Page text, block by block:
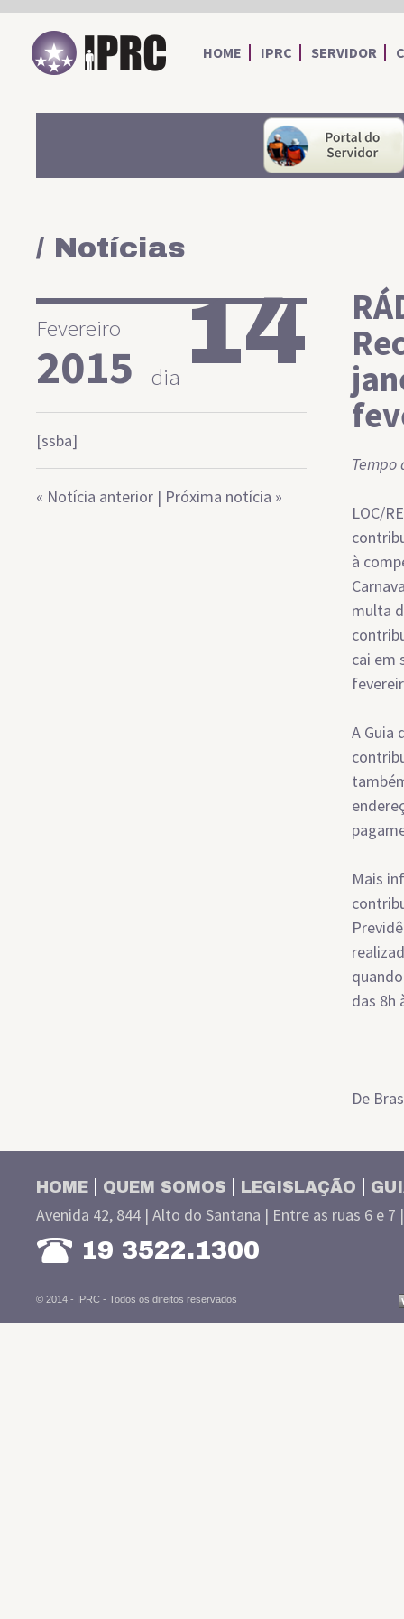
IPRC
HOME IPRC SERVIDOR
/ Notícias
Fevereiro
2015 dia14
[ssba]
« Notícia anterior | Próxima notícia »
Tempo
LOC/
à
multa
cai em
A Guia
Mais
das 8h
De
HOME QUEM SOMOS LEGISLAÇÃO
Avenida 42, 844 | Alto do Santana | Entre as ruas 6 e 7
19 3522.1300
© 2014 - IPRC - Todos os direitos reservados